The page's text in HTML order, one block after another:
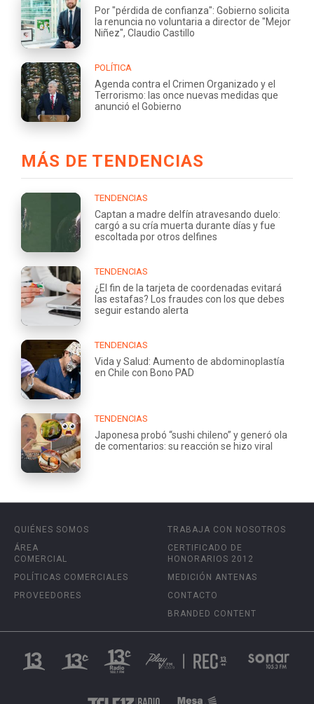
Por "pérdida de confianza": Gobierno solicita
la renuncia no voluntaria a director de "Mejor
Niñez", Claudio Castillo
POLÍTICA
Agenda contra el Crimen Organizado y el
Terrorismo: las once nuevas medidas que
anunció el Gobierno
MÁS DE TENDENCIAS
TENDENCIAS
Captan a madre delfín atravesando duelo:
cargó a su cría muerta durante días y fue
escoltada por otros delfines
TENDENCIAS
¿El fin de la tarjeta de coordenadas evitará
las estafas? Los fraudes con los que debes
seguir estando alerta
TENDENCIAS
Vida y Salud: Aumento de abdominoplastía
en Chile con Bono PAD
TENDENCIAS
Japonesa probó “sushi chileno” y generó ola
de comentarios: su reacción se hizo viral
QUIÉNES SOMOS
ÁREA
COMERCIAL
POLÍTICAS COMERCIALES
PROVEEDORES
TRABAJA CON NOSOTROS
CERTIFICADO DE
HONORARIOS 2012
MEDICIÓN ANTENAS
CONTACTO
BRANDED CONTENT